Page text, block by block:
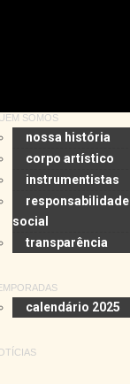
SOMOS
nossa história
corpo artístico
instrumentistas
responsabilidade
social
transparência
calendário 2025